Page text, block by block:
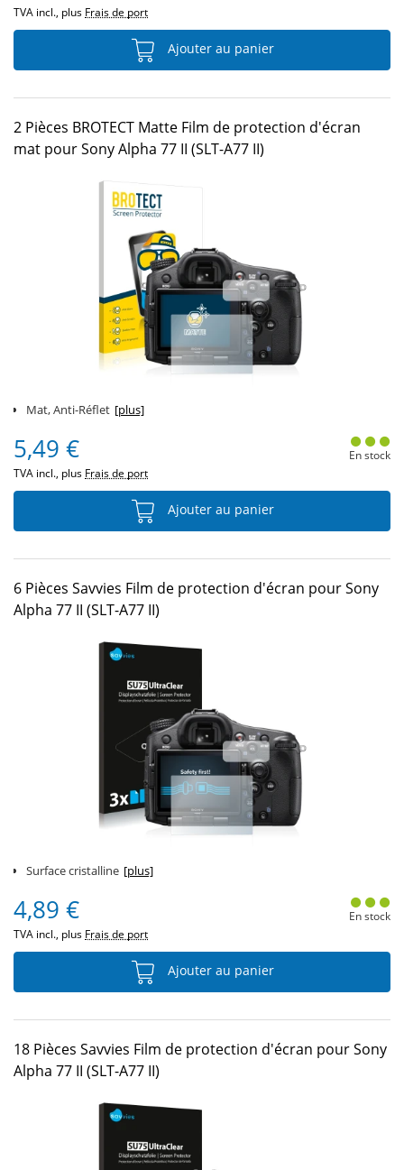
TVA incl., plus Frais de port
Ajouter au panier
2 Pièces BROTECT Matte Film de protection d'écran
mat pour Sony Alpha 77 II (SLT-A77 II)
Mat, Anti-Réflet [plus]
5,49 €
TVA incl., plus Frais de port
En stock
Ajouter au panier
6 Pièces Savvies Film de protection d'écran pour Sony
Alpha 77 II (SLT-A77 II)
Surface cristalline [plus]
4,89 €
TVA incl., plus Frais de port
En stock
Ajouter au panier
18 Pièces Savvies Film de protection d'écran pour Sony
Alpha 77 II (SLT-A77 II)